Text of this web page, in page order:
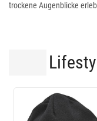
trockene Augenblicke